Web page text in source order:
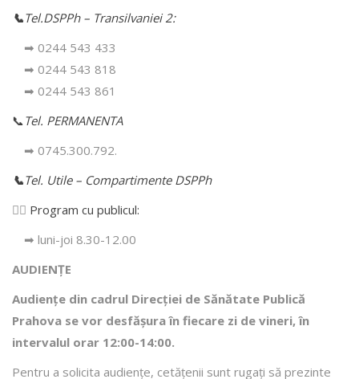
📞Tel.DSPPh – Transilvaniei 2:
➡ 0244 543 433
➡ 0244 543 818
➡ 0244 543 861
📞 Tel. PERMANENTA
➡ 0745.300.792.
📞Tel. Utile – Compartimente DSPPh
👩‍⚕️ Program cu publicul:
➡ luni-joi 8.30-12.00
AUDIENȚE
Audiențe din cadrul Direcţiei de Sănătate Publică
Prahova se vor desfăşura în fiecare zi de vineri, în
intervalul orar 12:00-14:00.
Pentru a solicita audienţe, cetăţenii sunt rugaţi să prezinte